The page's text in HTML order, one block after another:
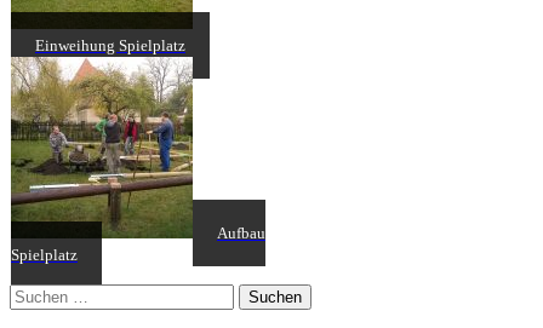
Einweihung Spielplatz
Aufbau
Spielplatz
Suchen
nach: